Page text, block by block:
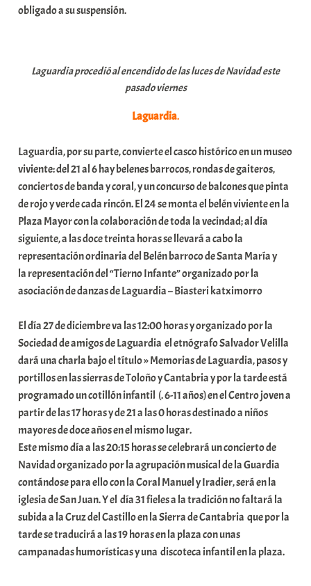
obligado a su suspensión.
Laguardia procedió al encendido de las luces de Navidad este
pasado viernes
Laguardia.
Laguardia, por su parte, convierte el casco histórico en un museo
viviente: del 21 al 6 hay belenes barrocos, rondas de gaiteros,
conciertos de banda y coral, y un concurso de balcones que pinta
de rojo y verde cada rincón. El 24 se monta el belén viviente en la
Plaza Mayor con la colaboración de toda la vecindad; al día
siguiente, a las doce treinta horas se llevará a cabo la
representación ordinaria del Belén barroco de Santa María y
la representación del “Tierno Infante” organizado por la
asociación de danzas de Laguardia – Biasteri katximorro
El día 27 de diciembre va las 12:00 horas y organizado por la
Sociedad de amigos de Laguardia el etnógrafo Salvador Velilla
dará una charla bajo el título » Memorias de Laguardia, pasos y
portillos en las sierras de Toloño y Cantabria y por la tarde está
programado un cotillón infantil (. 6-11 años) en el Centro joven a
partir de las 17 horas y de 21 a las 0 horas destinado a niños
mayores de doce años en el mismo lugar.
Este mismo día a las 20:15 horas se celebrará un concierto de
Navidad organizado por la agrupación musical de la Guardia
contándose para ello con la Coral Manuel y Iradier, será en la
iglesia de San Juan. Y el día 31 fieles a la tradición no faltará la
subida a la Cruz del Castillo en la Sierra de Cantabria que por la
tarde se traducirá a las 19 horas en la plaza con unas
campanadas humorísticas y una discoteca infantil en la plaza.